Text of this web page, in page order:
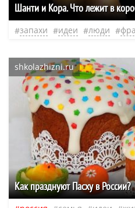
Шанти и Кора. Что лежит в
запахи идеи люди
shkolazhizni.ru
Как празднуют Пасху в России?